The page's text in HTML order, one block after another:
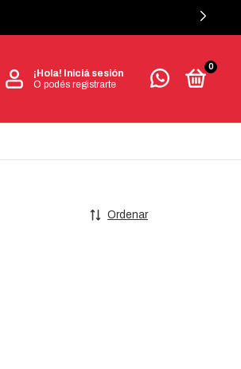
¡Hola! Iniciá sesión
O podés registrarte
0
Ordenar